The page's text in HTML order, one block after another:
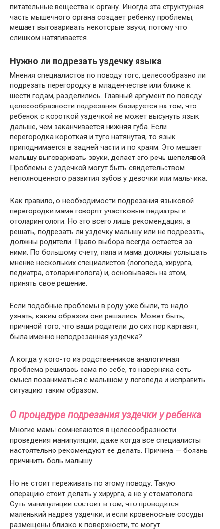
питательные вещества к органу. Иногда эта структурная
часть мышечного органа создает ребенку проблемы,
мешает выговаривать некоторые звуки, потому что
слишком натягивается.
Нужно ли подрезать уздечку языка
Мнения специалистов по поводу того, целесообразно ли
подрезать перегородку в младенчестве или ближе к
шести годам, разделились. Главный аргумент по поводу
целесообразности подрезания базируется на том, что
ребенок с короткой уздечкой не может высунуть язык
дальше, чем заканчивается нижняя губа. Если
перегородка короткая и туго натянутая, то язык
приподнимается в задней части и по краям. Это мешает
малышу выговаривать звуки, делает его речь шепелявой.
Проблемы с уздечкой могут быть свидетельством
неполноценного развития зубов у девочки или мальчика.
Как правило, о необходимости подрезания языковой
перегородки маме говорят участковые педиатры и
отоларингологи. Но это всего лишь рекомендация, а
решать, подрезать ли уздечку малышу или не подрезать,
должны родители. Право выбора всегда остается за
ними. По большому счету, папа и мама должны услышать
мнение нескольких специалистов (логопеда, хирурга,
педиатра, отоларинголога) и, основываясь на этом,
принять свое решение.
Если подобные проблемы в роду уже были, то надо
узнать, каким образом они решались. Может быть,
причиной того, что ваши родители до сих пор картавят,
была именно неподрезанная уздечка?
А когда у кого-то из родственников аналогичная
проблема решилась сама по себе, то наверняка есть
смысл позаниматься с малышом у логопеда и исправить
ситуацию таким образом.
О процедуре подрезания уздечки у ребенка
Многие мамы сомневаются в целесообразности
проведения манипуляции, даже когда все специалисты
настоятельно рекомендуют ее делать. Причина — боязнь
причинить боль малышу.
Но не стоит переживать по этому поводу. Такую
операцию стоит делать у хирурга, а не у стоматолога.
Суть манипуляции состоит в том, что проводится
маленький надрез уздечки, и если кровеносные сосуды
размещены близко к поверхности, то могут